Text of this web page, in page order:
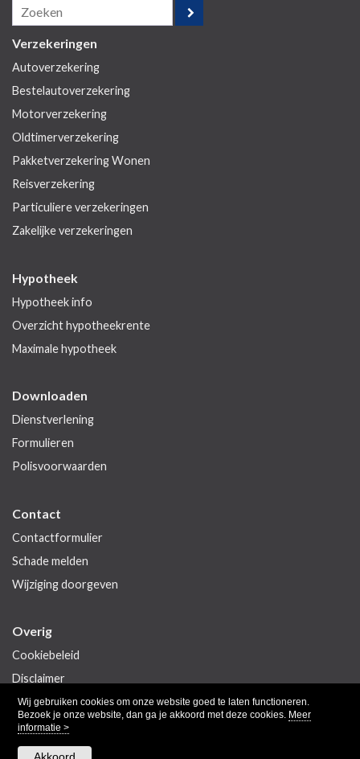
Wij gebruiken cookies om onze website goed te laten functioneren.
Bezoek je onze website, dan ga je akkoord met deze cookies. Meer
informatie >
Verzekeringen
Autoverzekering
Bestelautoverzekering
Motorverzekering
Oldtimerverzekering
Pakketverzekering Wonen
Reisverzekering
Particuliere verzekeringen
Zakelijke verzekeringen
Hypotheek
Hypotheek info
Overzicht hypotheekrente
Maximale hypotheek
Downloaden
Dienstverlening
Formulieren
Polisvoorwaarden
Contact
Contactformulier
Schade melden
Wijziging doorgeven
Overig
Cookiebeleid
Disclaimer
Privacy